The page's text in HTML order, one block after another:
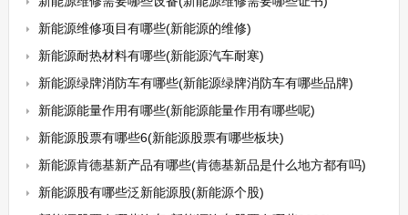
新能源维修项目有哪些(新能源的维修)
新能源耐热材料有哪些(新能源汽车耐寒)
新能源绿牌消防车有哪些(新能源绿牌消防车有哪些品牌)
新能源能量作用有哪些(新能源能量作用有哪些呢)
新能源股票有哪些6(新能源股票有哪些板块)
新能源肯德基新产品有哪些(肯德基新品是什么地方都有吗)
新能源股有哪些泛新能源股(新能源个股)